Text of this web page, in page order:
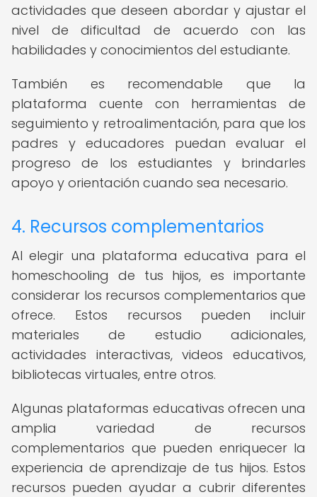
actividades que deseen abordar y ajustar el
nivel de dificultad de acuerdo con las
habilidades y conocimientos del estudiante.
También es recomendable que la
plataforma cuente con herramientas de
seguimiento y retroalimentación, para que los
padres y educadores puedan evaluar el
progreso de los estudiantes y brindarles
apoyo y orientación cuando sea necesario.
4. Recursos complementarios
Al elegir una plataforma educativa para el
homeschooling de tus hijos, es importante
considerar los recursos complementarios que
ofrece. Estos recursos pueden incluir
materiales de estudio adicionales,
actividades interactivas, videos educativos,
bibliotecas virtuales, entre otros.
Algunas plataformas educativas ofrecen una
amplia variedad de recursos
complementarios que pueden enriquecer la
experiencia de aprendizaje de tus hijos. Estos
recursos pueden ayudar a cubrir diferentes